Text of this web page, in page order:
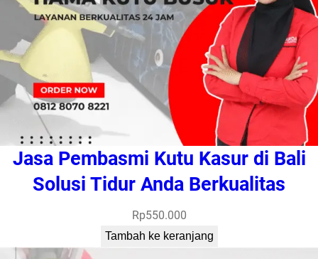
Jasa Pembasmi Kutu Kasur di Bali
Solusi Tidur Anda Berkualitas
Rp550.000
Tambah ke keranjang